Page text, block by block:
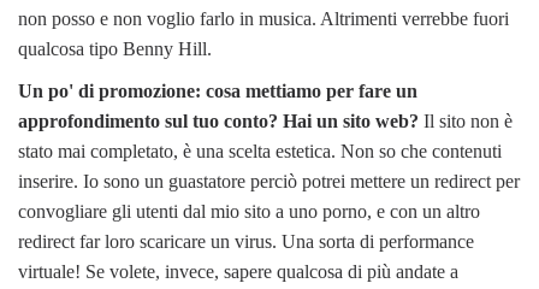
non posso e non voglio farlo in musica. Altrimenti verrebbe fuori
qualcosa tipo Benny Hill.
Un po' di promozione: cosa mettiamo per fare un
approfondimento sul tuo conto? Hai un sito web? Il sito non è
stato mai completato, è una scelta estetica. Non so che contenuti
inserire. Io sono un guastatore perciò potrei mettere un redirect per
convogliare gli utenti dal mio sito a uno porno, e con un altro
redirect far loro scaricare un virus. Una sorta di performance
virtuale! Se volete, invece, sapere qualcosa di più andate a